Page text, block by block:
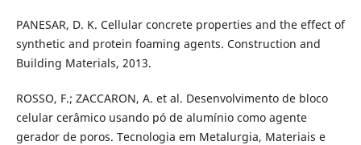
PANESAR, D. K. Cellular concrete properties and the effect of
synthetic and protein foaming agents. Construction and
Building Materials, 2013.
ROSSO, F.; ZACCARON, A. et al. Desenvolvimento de bloco
celular cerâmico usando pó de alumínio como agente
gerador de poros. Tecnologia em Metalurgia, Materiais e